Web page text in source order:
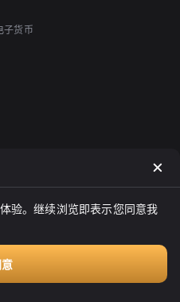
子货币
修订后的健康促进法）自2020年4
，因此请在访问商店之前与商店确
验。继续浏览即表示您同意我